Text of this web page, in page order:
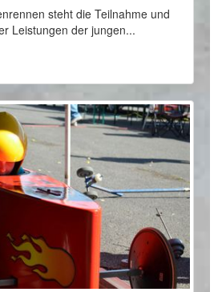
steht die Teilnahme und
Leistungen der jungen...